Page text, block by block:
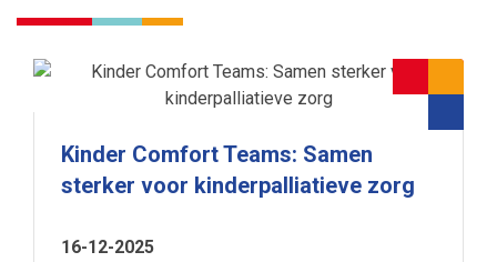
Kinder Comfort Teams: Samen
sterker voor kinderpalliatieve zorg
16-12-2025